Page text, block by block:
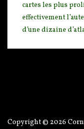
cartes les plus
effectivement
d’une dizaine
Copyright © 2026